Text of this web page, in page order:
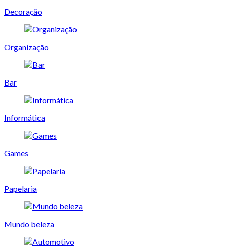
Decoração
Organização
Bar
Informática
Games
Papelaria
Mundo beleza